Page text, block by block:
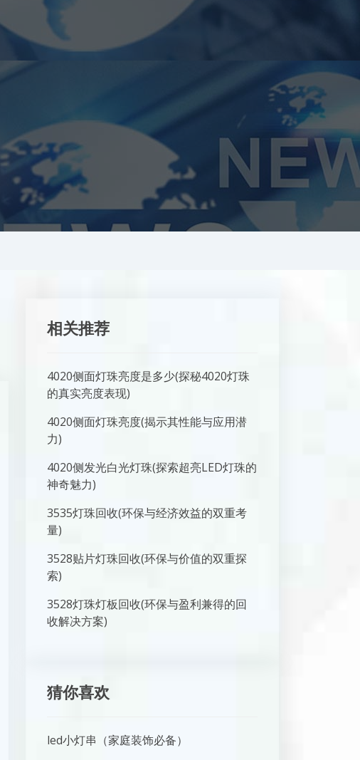
相关推荐
4020侧面灯珠亮度是多少(探秘4020灯珠
的真实亮度表现)
4020侧面灯珠亮度(揭示其性能与应用潜
力)
4020侧发光白光灯珠(探索超亮LED灯珠的
神奇魅力)
3535灯珠回收(环保与经济效益的双重考
量)
3528贴片灯珠回收(环保与价值的双重探
索)
3528灯珠灯板回收(环保与盈利兼得的回
收解决方案)
猜你喜欢
led小灯串（家庭装饰必备）